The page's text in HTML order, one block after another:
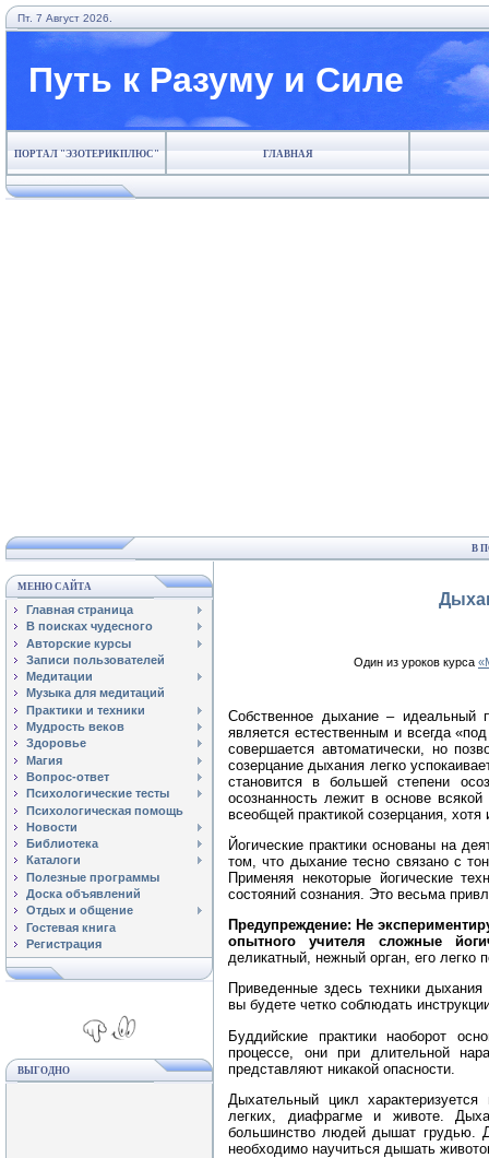
Пт. 7 Август 2026.
Путь к Разуму и Силе
ПОРТАЛ "ЭЗОТЕРИКПЛЮС" ГЛАВНАЯ
В
МЕНЮ САЙТА
Главная страница
В поисках чудесного
Авторские курсы
Записи пользователей
Медитации
Музыка для медитаций
Практики и техники
Мудрость веков
Здоровье
Магия
Вопрос-ответ
Психологические тесты
Психологическая помощь
Новости
Библиотека
Каталоги
Полезные программы
Доска объявлений
Отдых и общение
Гостевая книга
Регистрация
ВЫГОДНО
Один из уроков курса
Собственное дыхание –
является естественным и всегда
совершается автоматически, но
созерцание дыхания легко
становится в большей степени
осознанность лежит в основе
всеобщей практикой созерцания,
Йогические практики основаны на
том, что дыхание тесно связано с
Применяя некоторые йогические
состояний сознания. Это весьма
Предупреждение: Не
опытного учителя сложные
деликатный, нежный орган, его легко
Приведенные здесь техники
вы будете четко соблюдать
Буддийские практики наоборот
процессе, они при длительной
представляют никакой опасности.
Дыхательный цикл
легких, диафрагме и животе.
большинство людей дышат грудью.
необходимо научиться дышать